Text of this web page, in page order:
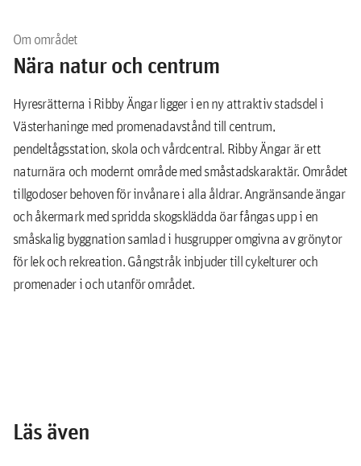
torktumlare. Förvaringsutrymme finns inne i lägenheterna i
klädkammare/förråd som ligger i anslutning till entrén samt i
Balkong och uteplats
Lägenheterna har balkong eller uteplats.
Parkering
Det finns 91 parkeringsplatser.
Om området
Nära natur och centrum
Hyresrätterna i Ribby Ängar ligger i en ny attraktiv stadsdel i
Västerhaninge med promenadavstånd till centrum,
pendeltågsstation, skola och vårdcentral. Ribby Ängar är ett
naturnära och modernt område med småstadskaraktär. Området
tillgodoser behoven för invånare i alla åldrar. Angränsande ängar
och åkermark med spridda skogsklädda öar fångas upp i en
småskalig byggnation samlad i husgrupper omgivna av grönytor
för lek och rekreation. Gångstråk inbjuder till cykelturer och
promenader i och utanför området.
Läs även